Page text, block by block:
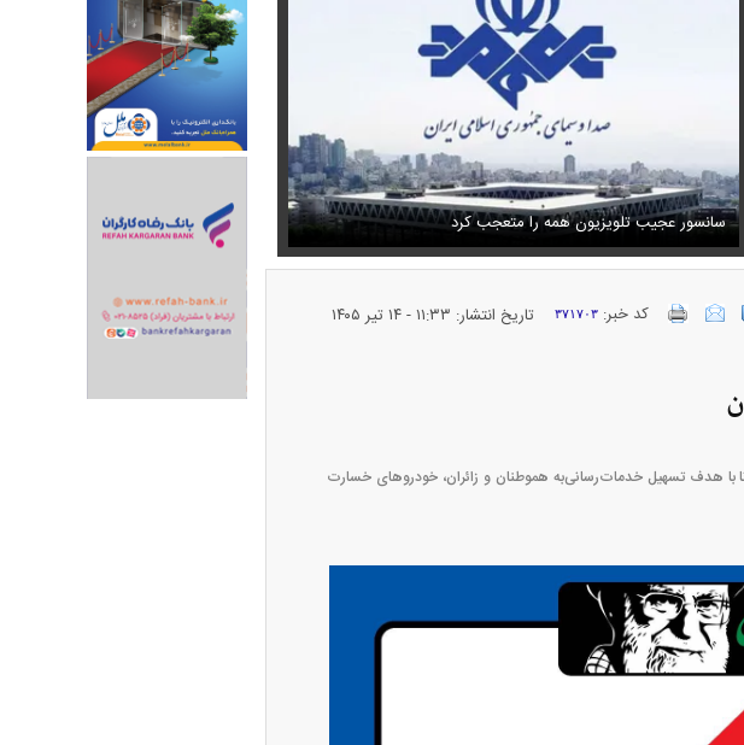
حمله خلبانان ایرانی به پایگاه آمریکا بدون GPS
فیلم/ پزشکیان: اگر ارز ترجیحی را حذف
پیش می‌آمد
سانسور عجیب تلویزیون همه را متعجب کرد استایل جدید صابر ابر در فضای مجازی
کد خبر:۳۷۱۷۰۳ تاریخ انتشار: ۱۱:۳۳ - ۱۴ تير ۱۴۰۵
با هدف تسهیل خدمات‌رسانی‌به هموطنان و زائران، خودرو‌های خسارت
شدید